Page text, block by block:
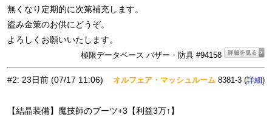
無くなり定期的に次第補充します。
盗み金策のお供にどうぞ。
よろしくお願いいたします。
極限データベース バザー・防具 #94158
#2: 23日前 (07/17 11:06) オルフェア・マッシュルーム 8381-3 (詳細)
【結晶装備】魔技師のブーツ+3【利益3万↑】